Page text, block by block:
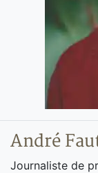
André
Journaliste de